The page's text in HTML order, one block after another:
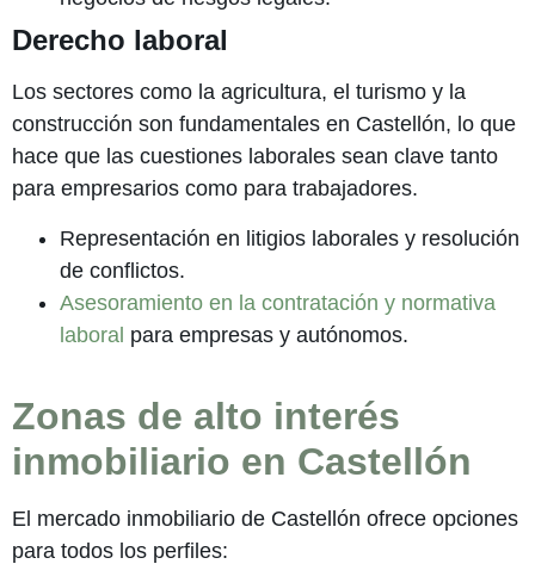
Derecho laboral
Los sectores como la agricultura, el turismo y la
construcción son fundamentales en Castellón, lo que
hace que las cuestiones laborales sean clave tanto
para empresarios como para trabajadores.
Representación en litigios laborales y resolución
de conflictos.
Asesoramiento en la contratación y normativa
laboral para empresas y autónomos.
Zonas de alto interés
inmobiliario en Castellón
El mercado inmobiliario de Castellón ofrece opciones
para todos los perfiles: